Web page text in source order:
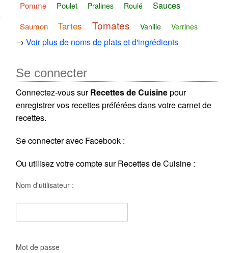
Pomme Poulet Pralines Roulé Sauces
Saumon Tartes Tomates Vanille Verrines
→Voir plus de noms de plats et d'ingrédients
Se connecter
Connectez-vous surRecettes de Cuisinepour
enregistrer vos recettes préférées dans votre carnet de
recettes.
Se connecter avec Facebook :
Ou utilisez votre compte sur Recettes de Cuisine :
Nom d'utilisateur :
Mot de passe